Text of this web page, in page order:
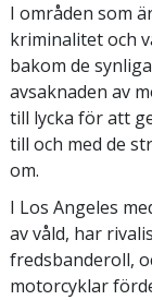
I områden som
kriminalitet och
bakom de
avsaknaden av
till lycka för att
till och med de
om.
I Los Angeles
av våld, har
fredsbanderoll,
motorcyklar